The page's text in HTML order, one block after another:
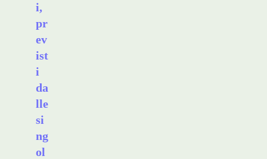
i,
pr
ev
ist
i
da
lle
si
ng
ol